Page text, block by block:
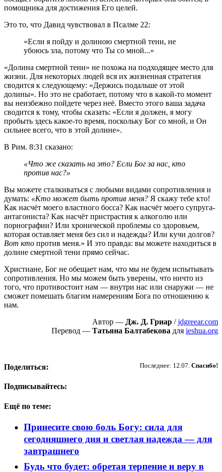
помощника для достижения Его целей.
Это то, что Давид чувствовал в Псалме 22:
«Если я пойду и долиною смертной тени, не
убоюсь зла, потому что Ты со мной...»
«Долина смертной тени» не похожа на подходящее место для
жизни. Для некоторых людей вся их жизненная стратегия
сводится к следующему: «Держись подальше от этой
долины». Но это не сработает, потому что в какой-то момент
вы неизбежно пойдете через неё. Вместо этого ваша задача
сводится к тому, чтобы сказать: «Если я должен, я могу
пробыть здесь какое-то время, поскольку Бог со мной, и Он
сильнее всего, что в этой долине».
В Рим. 8:31 сказано:
«Что же сказать на это? Если Бог за нас, кто
против нас?»
Вы можете сталкиваться с любыми видами сопротивления и
думать: «Кто может быть против меня? Я скажу тебе кто!
Как насчёт моего властного босса? Как насчёт моего супруга-
антагониста? Как насчёт пристрастия к алкоголю или
порнографии? Или хронической проблемы со здоровьем,
которая оставляет меня без сил и надежды? Или кучи долгов?
Вот кто против меня.» И это правда: вы можете находиться в
долине смертной тени прямо сейчас.
Христиане, Бог не обещает нам, что мы не будем испытывать
сопротивления. Но мы можем быть уверены, что ничто из
того, что противостоит нам — внутри нас или снаружи — не
сможет помешать благим намерениям Бога по отношению к
нам.
Автор — Дж. Д. Гриар /jdgreear.com
Перевод — Татьяна Балтабекова для ieshua.org
Последнее: 12.07. Спасибо!
Поделиться:
Подписывайтесь:
Ещё по теме:
Принесите свою боль Богу: сила для
сегодняшнего дня и светлая надежда — для
завтрашнего
Будь что будет: обретая терпение и веру в